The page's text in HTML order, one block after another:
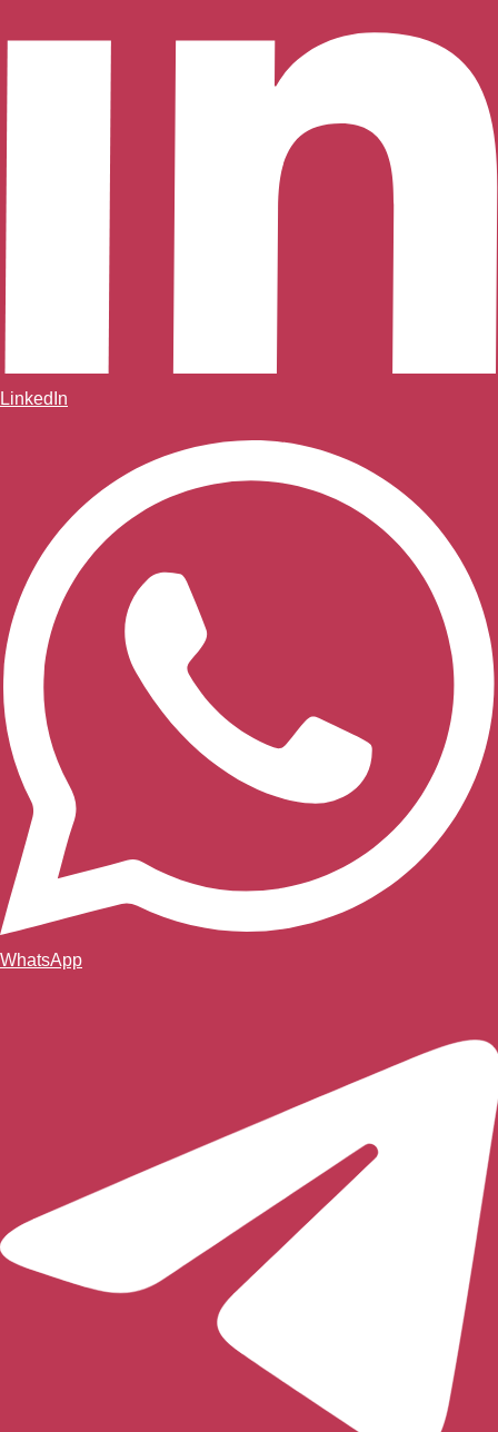
LinkedIn
WhatsApp